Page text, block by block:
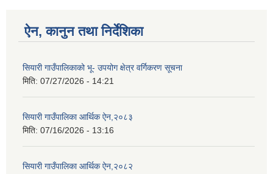
ऐन, कानुन तथा निर्देशिका
सियारी गाउँपालिकाको भू- उपयोग क्षेत्र वर्गिकरण सूचना
मिति: 07/27/2026 - 14:21
सियारी गाउँपालिका आर्थिक ऐन,२०८३
मिति: 07/16/2026 - 13:16
सियारी गाउँपालिका आर्थिक ऐन,२०८२